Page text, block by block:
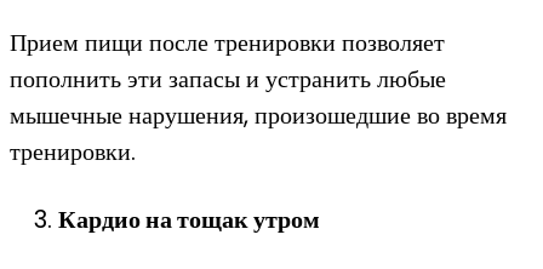
Прием пищи после тренировки позволяет
пополнить эти запасы и устранить любые
мышечные нарушения, произошедшие во время
тренировки.
Кардио на тощак утром